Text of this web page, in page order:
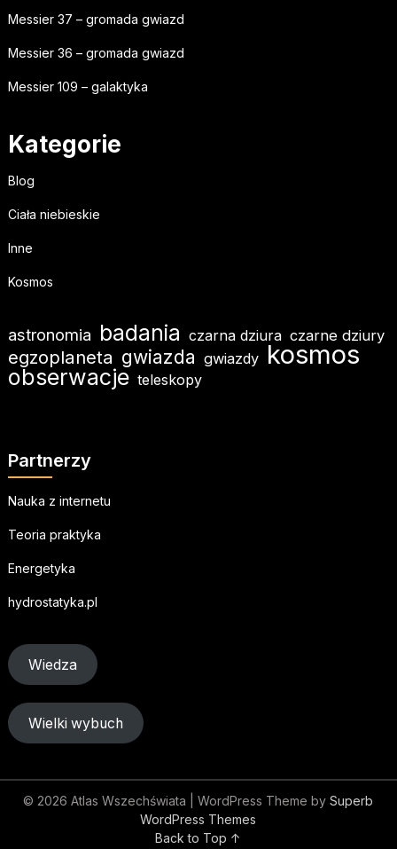
Messier 37 – gromada gwiazd
Messier 36 – gromada gwiazd
Messier 109 – galaktyka
Kategorie
Blog
Ciała niebieskie
Inne
Kosmos
astronomia badania czarna dziura czarne dziury
egzoplaneta gwiazda gwiazdy kosmos
obserwacje teleskopy
Partnerzy
Nauka z internetu
Teoria praktyka
Energetyka
hydrostatyka.pl
Wiedza
Wielki wybuch
© 2026 Atlas Wszechświata | WordPress Theme bySuperb
WordPress Themes
Back to Top ↑